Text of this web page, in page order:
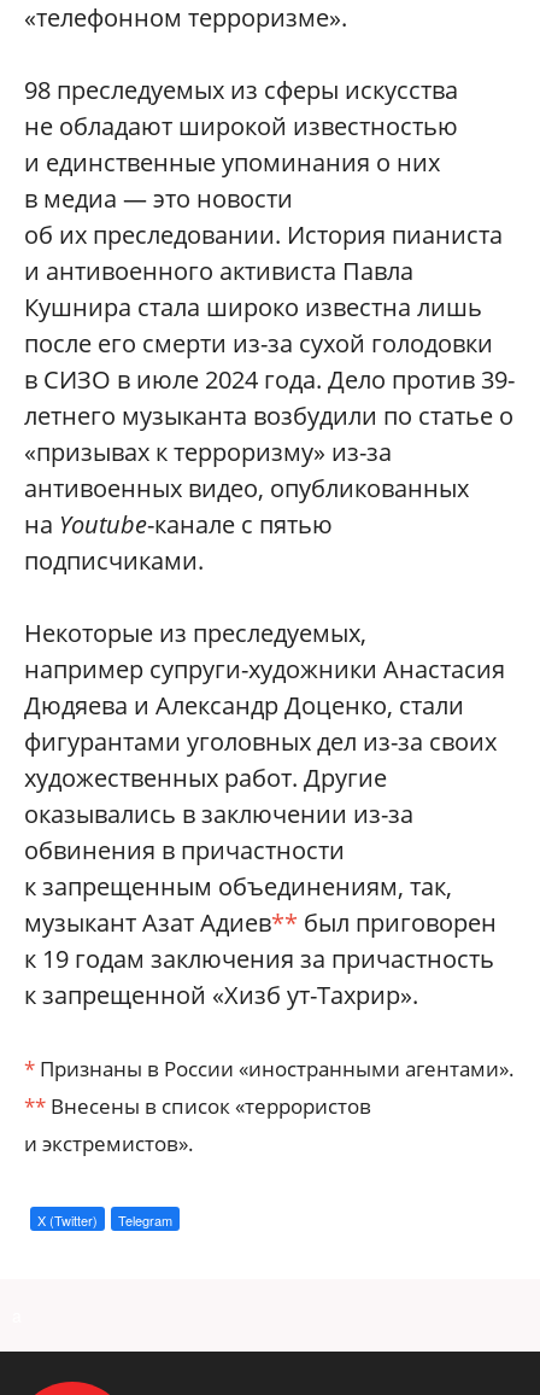
«телефонном терроризме».
98 преследуемых из сферы искусства
не обладают широкой известностью
и единственные упоминания о них
в медиа — это новости
об их преследовании. История пианиста
и антивоенного активиста Павла
Кушнира стала широко известна лишь
после его смерти из-за сухой голодовки
в СИЗО в июле 2024 года. Дело против 39-
летнего музыканта возбудили по статье о
«призывах к терроризму» из-за
антивоенных видео, опубликованных
на Youtube-канале с пятью
подписчиками.
Некоторые из преследуемых,
например супруги-художники Анастасия
Дюдяева и Александр Доценко, стали
фигурантами уголовных дел из-за своих
художественных работ. Другие
оказывались в заключении из-за
обвинения в причастности
к запрещенным объединениям, так,
музыкант Азат Адиев** был приговорен
к 19 годам заключения за причастность
к запрещенной «Хизб ут-Тахрир».
* Признаны в России «иностранными агентами».
** Внесены в список «террористов
и экстремистов».
X (Twitter) Telegram